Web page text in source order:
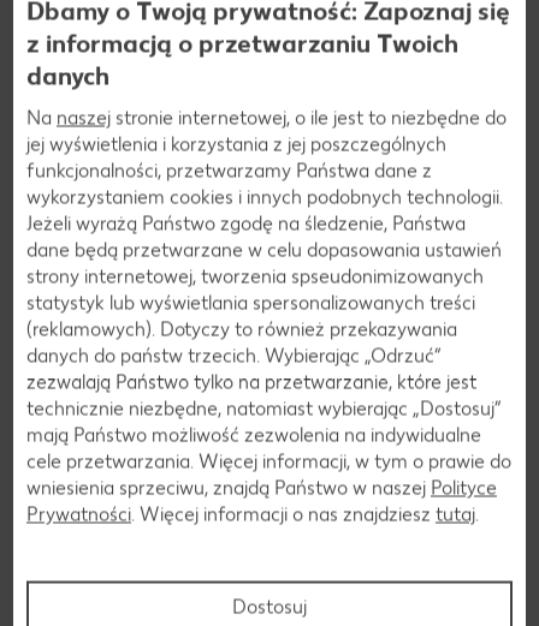
06.08.2026 - 11.08.2026
Ryby z naszej lady
Zobacz gazetkę
Dbamy o Twoją prywatność: Zapoznaj się
z informacją o przetwarzaniu Twoich
danych
Na naszej stronie internetowej, o ile jest to niezbędne do
jej wyświetlenia i korzystania z jej poszczególnych
funkcjonalności, przetwarzamy Państwa dane z
wykorzystaniem cookies i innych podobnych technologii.
Jeżeli wyrażą Państwo zgodę na śledzenie, Państwa
dane będą przetwarzane w celu dopasowania ustawień
strony internetowej, tworzenia spseudonimizowanych
statystyk lub wyświetlania spersonalizowanych treści
(reklamowych). Dotyczy to również przekazywania
danych do państw trzecich. Wybierając „Odrzuć“
zezwalają Państwo tylko na przetwarzanie, które jest
technicznie niezbędne, natomiast wybierając „Dostosuj”
mają Państwo możliwość zezwolenia na indywidualne
cele przetwarzania. Więcej informacji, w tym o prawie do
wniesienia sprzeciwu, znajdą Państwo w naszej Polityce
Prywatności. Więcej informacji o nas znajdziesz tutaj.
Dostosuj